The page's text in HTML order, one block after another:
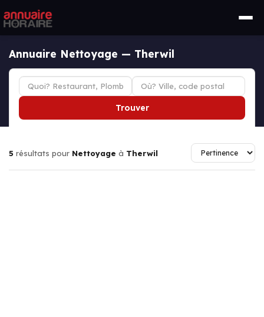
Annuaire Nettoyage — Therwil
Trouver
5 résultats pour Nettoyage à Therwil